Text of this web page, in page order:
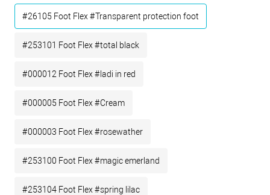
#26105 Foot Flex #Transparent protection foot
#253101 Foot Flex #total black
#000012 Foot Flex #ladi in red
#000005 Foot Flex #Cream
#000003 Foot Flex #rosewather
#253100 Foot Flex #magic emerland
#253104 Foot Flex #spring lilac